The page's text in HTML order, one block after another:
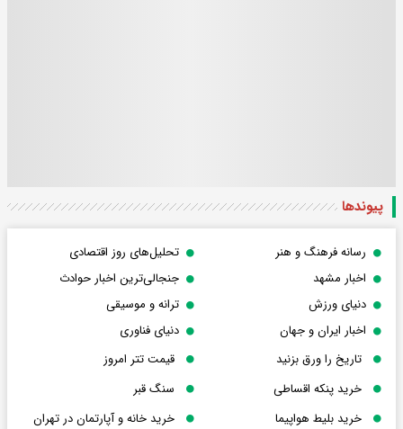
پیوندها
رسانه فرهنگ و هنر
تحلیل‌های روز اقتصادی
اخبار مشهد
جنجالی‌ترین اخبار حوادث
دنیای ورزش
ترانه و موسیقی
اخبار ایران و جهان
دنیای فناوری
تاریخ را ورق بزنید
قیمت تتر امروز
خرید پنکه اقساطی
سنگ قبر
خرید بلیط هواپیما
خرید خانه و آپارتمان در تهران